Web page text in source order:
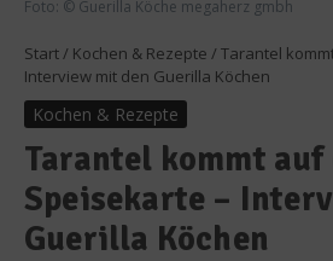
Foto: © Guerilla Köche megaherz gmbh
Start / Kochen & Rezepte / Tarantel
Interview mit den Guerilla Köchen
Kochen & Rezepte
Tarantel kommt auf
Speisekarte –
Guerilla Köchen